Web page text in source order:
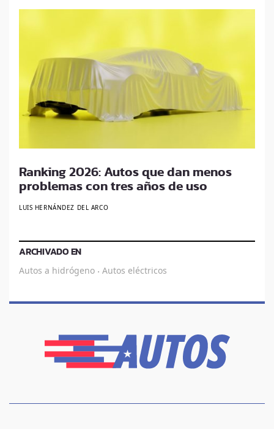
Ranking 2026: Autos que dan menos
problemas con tres años de uso
LUIS HERNÁNDEZ DEL ARCO
ARCHIVADO EN
Autos a hidrógeno · Autos eléctricos